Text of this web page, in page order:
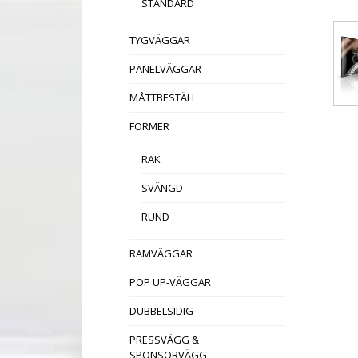
STANDARD
TYGVÄGGAR
PANELVÄGGAR
MÅTTBESTÄLL
FORMER
RAK
SVÄNGD
RUND
RAMVÄGGAR
POP UP-VÄGGAR
DUBBELSIDIG
PRESSVÄGG &
SPONSORVÄGG